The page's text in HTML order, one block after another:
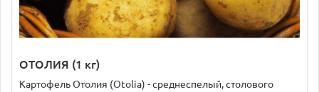
ОТОЛИЯ (1 кг)
Картофель Отолия (Otolia) - среднеспелый, столового